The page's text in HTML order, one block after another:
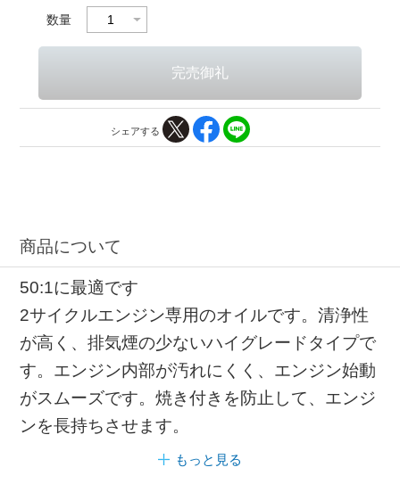
数量
シェアする
商品について
50:1に最適です
2サイクルエンジン専用のオイルです。清浄性
が高く、排気煙の少ないハイグレードタイプで
す。エンジン内部が汚れにくく、エンジン始動
がスムーズです。焼き付きを防止して、エンジ
ンを長持ちさせます。
もっと見る